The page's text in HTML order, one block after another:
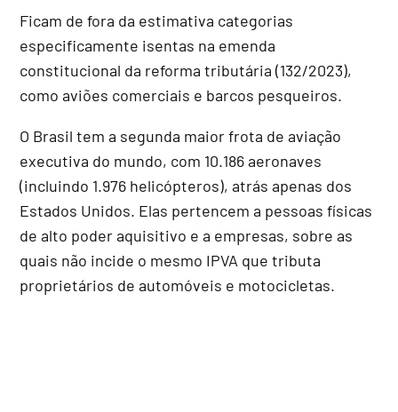
Ficam de fora da estimativa categorias
especificamente isentas na emenda
constitucional da reforma tributária (132/2023),
como aviões comerciais e barcos pesqueiros.
O Brasil tem a segunda maior frota de aviação
executiva do mundo, com 10.186 aeronaves
(incluindo 1.976 helicópteros), atrás apenas dos
Estados Unidos. Elas pertencem a pessoas físicas
de alto poder aquisitivo e a empresas, sobre as
quais não incide o mesmo IPVA que tributa
proprietários de automóveis e motocicletas.